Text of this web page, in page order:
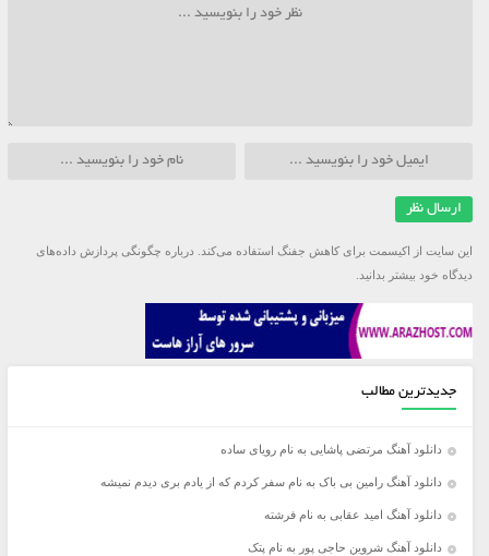
این سایت از اکیسمت برای کاهش جفنگ استفاده می‌کند. درباره چگونگی پردازش داده‌های
دیدگاه خود بیشتر بدانید.
جدیدترین مطالب
دانلود آهنگ مرتضی پاشایی به نام رویای ساده
دانلود آهنگ رامین بی باک به نام سفر کردم که از یادم بری دیدم نمیشه
دانلود آهنگ امید عقابی به نام فرشته
دانلود آهنگ شروین حاجی پور به نام پتک